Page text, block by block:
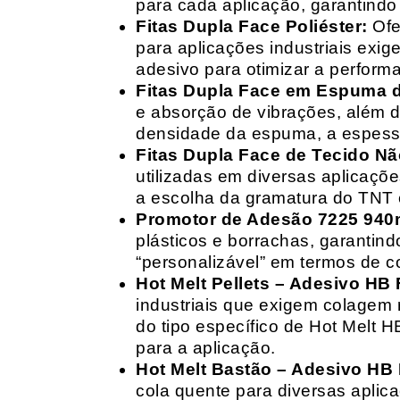
para cada aplicação,
Fitas Dupla Face Poliéster:
para aplicações industriais
adesivo para otimizar a
Fitas Dupla Face em Espuma
e absorção de vibrações, além
densidade da espuma, a
Fitas Dupla Face de Tecido
utilizadas em diversas
a escolha da gramatura do
Promotor de Adesão 7225
plásticos e borrachas,
“personalizável” em termos de
Hot Melt Pellets – Adesivo HB
industriais que exigem
do tipo específico de Hot Melt
para a aplicação.
Hot Melt Bastão – Adesivo HB
cola quente para diversas